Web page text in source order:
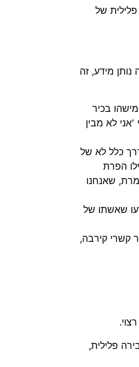
של
מידע, זה
בכיר
לא מבין
כלל לא של
הפרת
שאנחנו
שאשתו של
קשרי קירבה,
פלילית,